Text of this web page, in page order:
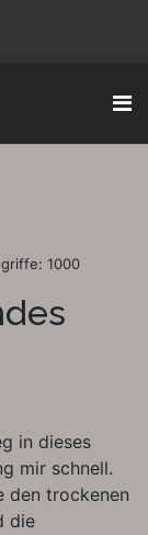
1000
in dieses
mir schnell.
den trockenen
die